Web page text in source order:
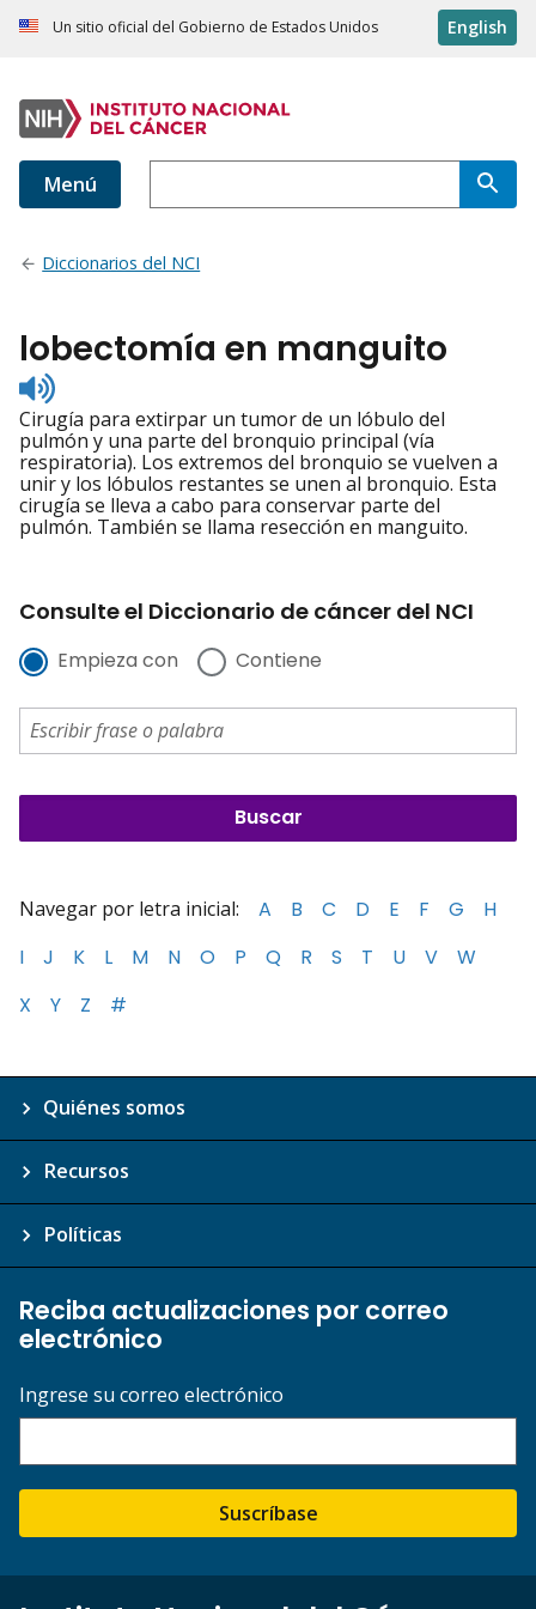
Un sitio oficial del Gobierno de Estados Unidos English
Menú
Diccionarios del NCI
lobectomía en manguito
Listen
to
pronunciation
Cirugía para extirpar un tumor de un lóbulo del
pulmón y una parte del bronquio principal (vía
respiratoria). Los extremos del bronquio se vuelven a
unir y los lóbulos restantes se unen al bronquio. Esta
cirugía se lleva a cabo para conservar parte del
pulmón. También se llama resección en manguito.
Consulte el Diccionario de cáncer del NCI
Empieza con Contiene
Navegar por letra inicial: A B C D E F G
H
I
J K L M N O P Q R S T U V
W
X
Y Z #
Quiénes somos
Recursos
Políticas
Reciba actualizaciones por correo
electrónico
Ingrese su correo electrónico
Suscríbase